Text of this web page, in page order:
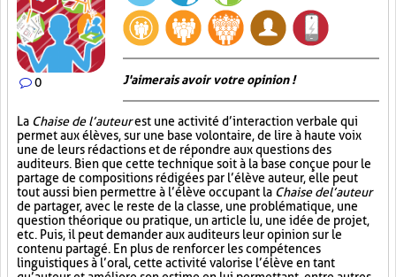
0 J'aimerais avoir votre opinion !
La Chaise de l’auteurest une activité d’interaction verbale qui
permet aux élèves, sur une base volontaire, de lire à haute voix
une de leurs rédactions et de répondre aux questions des
auditeurs. Bien que cette technique soit à la base conçue pour le
partage de compositions rédigées par l’élève auteur, elle peut
tout aussi bien permettre à l’élève occupant la Chaise de l’auteur
de partager, avec le reste de la classe, une problématique, une
question théorique ou pratique, un article lu, une idée de projet,
etc. Puis, il peut demander aux auditeurs leur opinion sur le
contenu partagé. En plus de renforcer les compétences
linguistiques à l’oral, cette activité valorise l’élève en tant